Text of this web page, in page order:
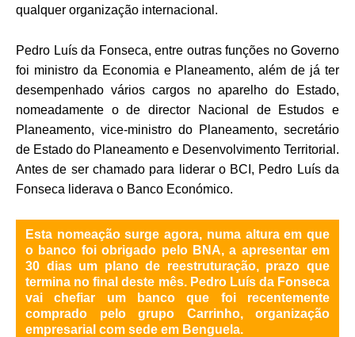
qualquer organização internacional.
Pedro Luís da Fonseca, entre outras funções no Governo
foi ministro da Economia e Planeamento, além de já ter
desempenhado vários cargos no aparelho do Estado,
nomeadamente o de director Nacional de Estudos e
Planeamento, vice-ministro do Planeamento, secretário
de Estado do Planeamento e Desenvolvimento Territorial.
Antes de ser chamado para liderar o BCI, Pedro Luís da
Fonseca liderava o Banco Económico.
Esta nomeação surge agora, numa altura em que
o banco foi obrigado pelo BNA, a apresentar em
30 dias um plano de reestruturação, prazo que
termina no final deste mês. Pedro Luís da Fonseca
vai chefiar um banco que foi recentemente
comprado pelo grupo Carrinho, organização
empresarial com sede em Benguela.